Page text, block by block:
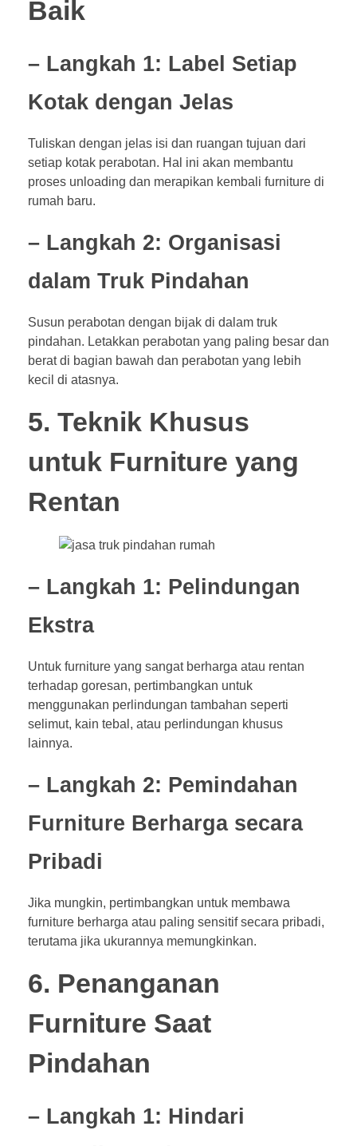
Baik
– Langkah 1: Label Setiap
Kotak dengan Jelas
Tuliskan dengan jelas isi dan ruangan tujuan dari
setiap kotak perabotan. Hal ini akan membantu
proses unloading dan merapikan kembali furniture di
rumah baru.
– Langkah 2: Organisasi
dalam Truk Pindahan
Susun perabotan dengan bijak di dalam truk
pindahan. Letakkan perabotan yang paling besar dan
berat di bagian bawah dan perabotan yang lebih
kecil di atasnya.
5. Teknik Khusus
untuk Furniture yang
Rentan
– Langkah 1: Pelindungan
Ekstra
Untuk furniture yang sangat berharga atau rentan
terhadap goresan, pertimbangkan untuk
menggunakan perlindungan tambahan seperti
selimut, kain tebal, atau perlindungan khusus
lainnya.
– Langkah 2: Pemindahan
Furniture Berharga secara
Pribadi
Jika mungkin, pertimbangkan untuk membawa
furniture berharga atau paling sensitif secara pribadi,
terutama jika ukurannya memungkinkan.
6. Penanganan
Furniture Saat
Pindahan
– Langkah 1: Hindari